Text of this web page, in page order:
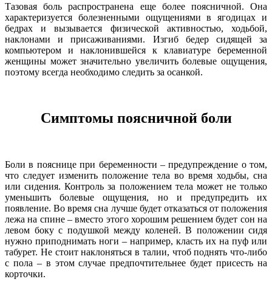
Тазовая боль распространена еще более поясничной. Она
характеризуется болезненными ощущениями в ягодицах и
бедрах и вызывается физической активностью, ходьбой,
наклонами и присаживаниями. Изгиб бедер сидящей за
компьютером и наклонившейся к клавиатуре беременной
женщины может значительно увеличить болевые ощущения,
поэтому всегда необходимо следить за осанкой.
Симптомы поясничной боли
Боли в пояснице при беременности – предупреждение о том,
что следует изменить положение тела во время ходьбы, сна
или сидения. Контроль за положением тела может не только
уменьшить болевые ощущения, но и предупредить их
появление. Во время сна лучше будет отказаться от положения
лежа на спине – вместо этого хорошим решением будет сон на
левом боку с подушкой между коленей. В положении сидя
нужно приподнимать ноги – например, класть их на пуф или
табурет. Не стоит наклоняться в талии, чтоб поднять что-либо
с пола – в этом случае предпочтительнее будет присесть на
корточки.